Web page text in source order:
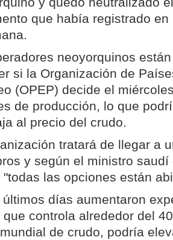
que había registrado
neoyorquinos
si la Organización de
(OPEP) decide el
de producción, lo que
al precio del crudo.
tratará de llegar a
y según el ministro saudí
"todas las opciones están
últimos días aumentaron
que controla alrededor del
de crudo, podría